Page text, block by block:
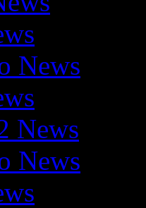
News
News
News